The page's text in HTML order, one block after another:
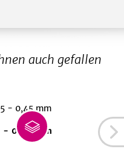
auch gefallen
- 0,45 mm